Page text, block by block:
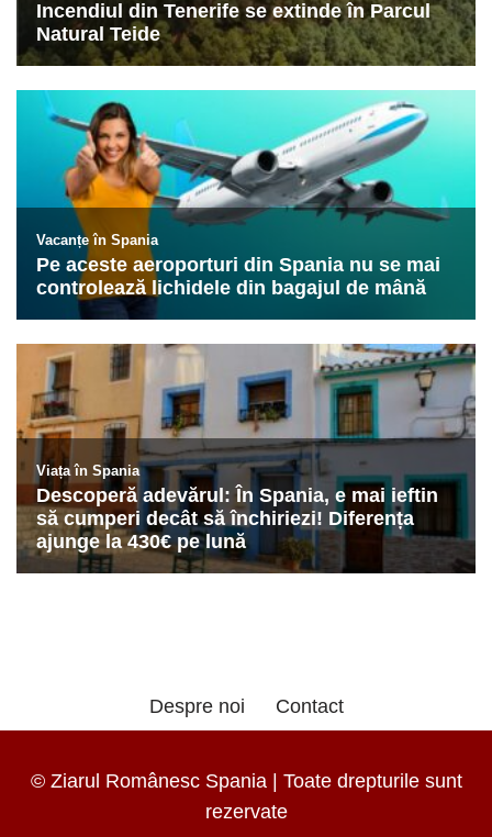
Despre noi Contact
© Ziarul Românesc Spania | Toate drepturile sunt
rezervate